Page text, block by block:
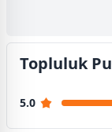
Topluluk
5.0